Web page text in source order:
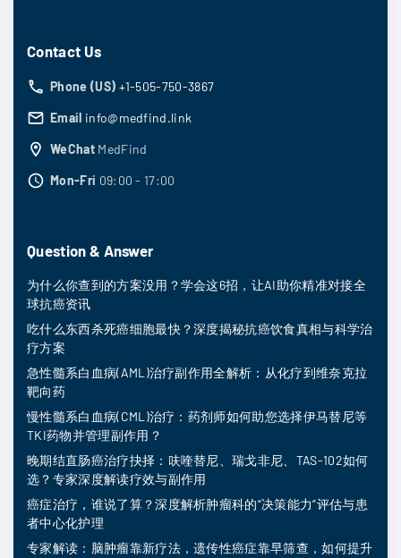
Contact Us
Phone (US) +1-505-750-3867
Email info@medfind.link
WeChat MedFind
Mon-Fri 09:00 - 17:00
Question & Answer
为什么你查到的方案没用？学会这6招，让AI助你精准对接全
球抗癌资讯
吃什么东西杀死癌细胞最快？深度揭秘抗癌饮食真相与科学治
疗方案
急性髓系白血病(AML)治疗副作用全解析：从化疗到维奈克拉
靶向药
慢性髓系白血病(CML)治疗：药剂师如何助您选择伊马替尼等
TKI药物并管理副作用？
晚期结直肠癌治疗抉择：呋喹替尼、瑞戈非尼、TAS-102如何
选？专家深度解读疗效与副作用
癌症治疗，谁说了算？深度解析肿瘤科的“决策能力”评估与患
者中心化护理
专家解读：脑肿瘤靠新疗法，遗传性癌症靠早筛查，如何提升